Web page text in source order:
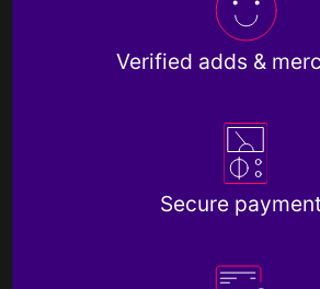
Verified adds &
Secure